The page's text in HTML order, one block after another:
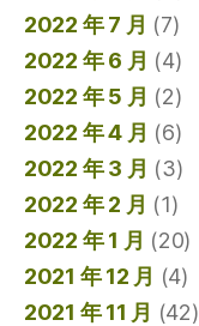
2022 年 7 月 (7)
2022 年 6 月 (4)
2022 年 5 月 (2)
2022 年 4 月 (6)
2022 年 3 月 (3)
2022 年 2 月 (1)
2022 年 1 月 (20)
2021 年 12 月 (4)
2021 年 11 月 (42)